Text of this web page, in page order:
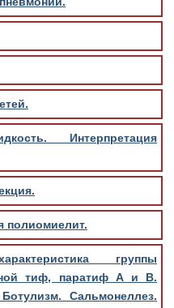
Интерпретация
полиомиелит.
группы
тиф, паратиф А и В.
Сальмонеллез.